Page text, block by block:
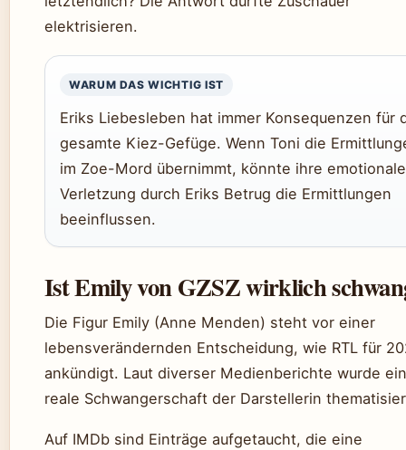
elektrisieren.
WARUM DAS WICHTIG IST
Eriks Liebesleben hat immer Konsequenzen für
gesamte Kiez-Gefüge. Wenn Toni die
im Zoe-Mord übernimmt, könnte ihre emotionale
Verletzung durch Eriks Betrug die Ermittlungen
beeinflussen.
Ist Emily von GZSZ wirklich
Die Figur Emily (Anne Menden) steht vor einer
lebensverändernden Entscheidung, wie RTL für
ankündigt. Laut diverser Medienberichte wurde
reale Schwangerschaft der Darstellerin
Auf IMDb sind Einträge aufgetaucht, die eine